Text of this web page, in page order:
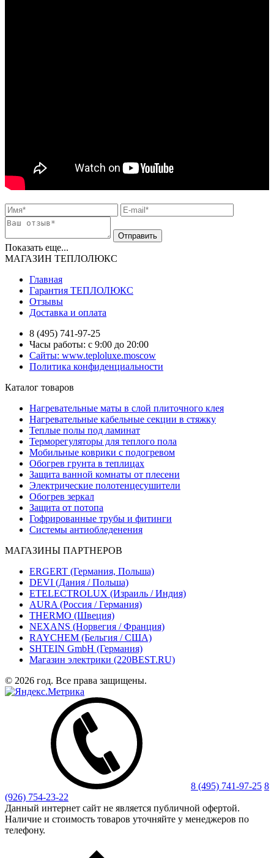
Показать еще...
МАГАЗИН ТЕПЛОЛЮКС
Главная
Гарантия ТЕПЛОЛЮКС
Отзывы
Доставка и оплата
8 (495) 741-97-25
Часы работы: с 9:00 до 20:00
Сайты: www.teploluxe.moscow
Политика конфиденциальности
Каталог товаров
Нагревательные маты в слой плиточного клея
Нагревательные кабельные секции в стяжку
Теплые полы под ламинат
Терморегуляторы для теплого пола
Мобильные коврики с подогревом
Обогрев грунта в теплицах
Защита ванной комнаты от плесени
Электрические полотенцесушители
Обогрев зеркал
Защита от потопа
Гофрированные трубы и фитинги
Системы антиобледенения
МАГАЗИНЫ ПАРТНЕРОВ
ERGERT (Германия, Польша)
DEVI (Дания / Польша)
ETELECTROLUX (Израиль / Индия)
AURA (Россия / Германия)
THERMO (Швеция)
NEXANS (Норвегия / Франция)
RAYCHEM (Бельгия / США)
SHTEIN GmbH (Германия)
Магазин электрики (220BEST.RU)
© 2026 год. Все права защищены.
8 (495) 741-97-25 8
(926) 754-23-22
Данный интернет сайт не является публичной офертой.
Наличие и стоимость товаров уточняйте у менеджеров по
телефону.